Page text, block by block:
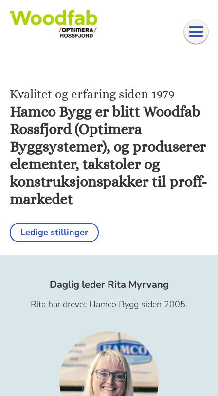
Kvalitet og erfaring siden 1979
Hamco Bygg er blitt Woodfab
Rossfjord (Optimera
Byggsystemer), og produserer
elementer, takstoler og
konstruksjonspakker til proff-
markedet
Ledige stillinger
Daglig leder Rita Myrvang
Rita har drevet Hamco Bygg siden 2005.